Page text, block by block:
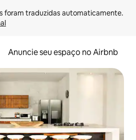
Anuncie seu espaço no Airbnb